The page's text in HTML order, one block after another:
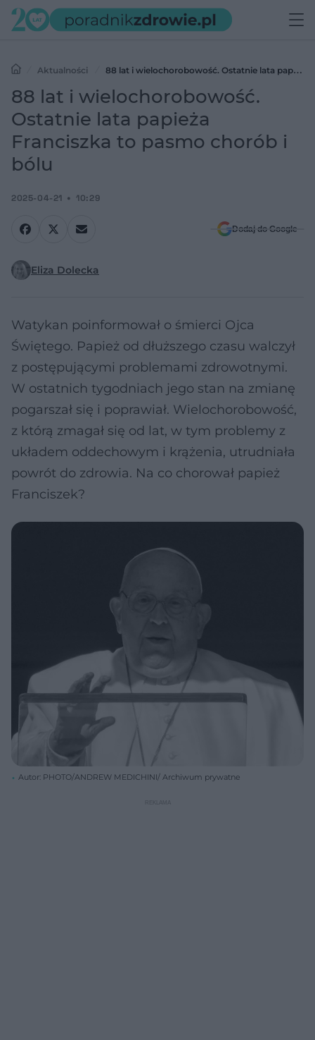
Aktualności
88 lat i wielochorobowość. Ostatnie lata papieża
Franciszka to pasmo chorób i bólu
88 lat i wielochorobowość.
Ostatnie lata papieża
Franciszka to pasmo chorób i
bólu
2025-04-21 10:29
Dodaj do Google
Eliza Dolecka
Watykan poinformował o śmierci Ojca
Świętego. Papież od dłuższego czasu walczył
z postępującymi problemami zdrowotnymi.
W ostatnich tygodniach jego stan na zmianę
pogarszał się i poprawiał. Wielochorobowość,
z którą zmagał się od lat, w tym problemy z
układem oddechowym i krążenia, utrudniała
powrót do zdrowia. Na co chorował papież
Franciszek?
Autor: PHOTO/ANDREW MEDICHINI/ Archiwum prywatne